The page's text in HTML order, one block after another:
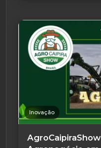
Inovação